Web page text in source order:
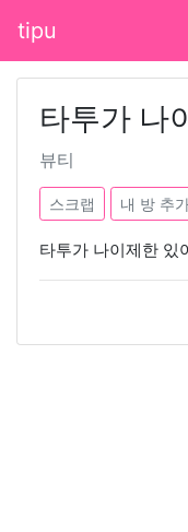
tipu
타투가 나
뷰티
스크랩 내 방 추
타투가 나이제한 있